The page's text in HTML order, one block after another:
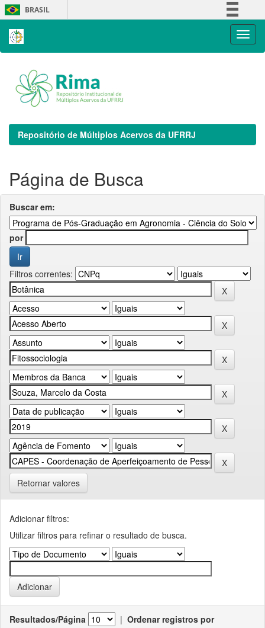
Skip
navigation
BRASIL
Repositório de Múltiplos Acervos da UFRRJ
Página de Busca
Buscar em:
por
Filtros correntes:
Retornar valores
Adicionar filtros:
Utilizar filtros para refinar o resultado de busca.
Resultados/Página | Ordenar registros por